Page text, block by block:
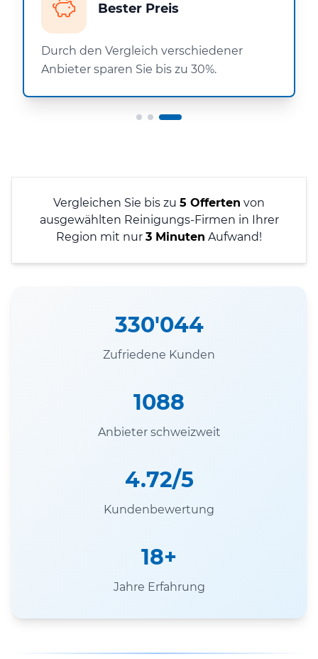
Bester Preis
Durch den Vergleich verschiedener
Anbieter sparen Sie bis zu 30%.
Vergleichen Sie bis zu 5 Offerten von
ausgewählten Reinigungs-Firmen in Ihrer
Region mit nur 3 Minuten Aufwand!
330'044
Zufriedene Kunden
1088
Anbieter schweizweit
4.72/5
Kundenbewertung
18+
Jahre Erfahrung